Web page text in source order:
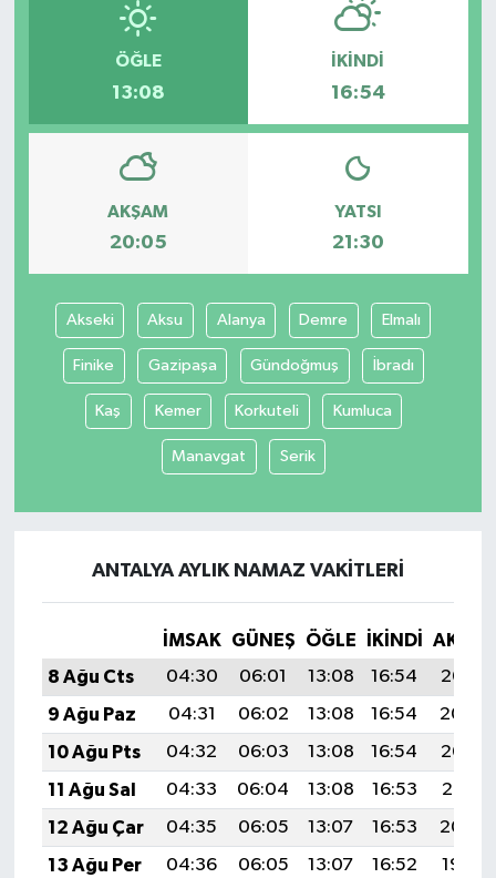
ÖĞLE
13:08
İKINDI
16:54
AKŞAM
20:05
YATSI
21:30
Akseki Aksu Alanya Demre Elmalı
Finike Gazipaşa Gündoğmuş İbradı
Kaş Kemer Korkuteli Kumluca
Manavgat Serik
ANTALYA AYLIK NAMAZ VAKITLERI
İMSAK GÜNEŞ ÖĞLE İKINDI
8 Ağu Cts
04:30 06:01 13:08 16:54
20:05
9 Ağu Paz
04:31 06:02 13:08 16:54
20:04
10 Ağu Pts
04:32 06:03 13:08 16:54
20:03
11 Ağu Sal
04:33 06:04 13:08 16:53
20:01
12 Ağu Çar
04:35 06:05 13:07 16:53
20:00
13 Ağu Per
04:36 06:05 13:07 16:52
19:59